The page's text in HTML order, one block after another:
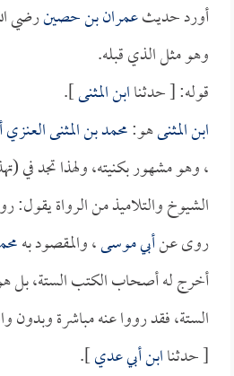
أورد حديثعمران بن حصينرضي
وهو مثل الذي قبله.
قوله: [ حدثناابن المثنى].
ابن المثنىهو:محمد بن المثنى
، وهو مشهور بكنيته، ولهذا تجد في
الشيوخ والتلاميذ من الرواة يقول:
روى عنأبي موسى، والمقصود به
أخرج له أصحاب الكتب الستة،
الستة، فقد رووا عنه مباشرة وبدون
[ حدثناابن أبي عدي].